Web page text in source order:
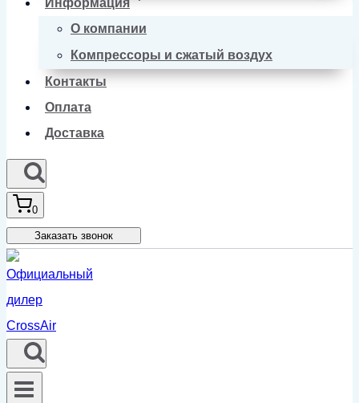
Информация
О компании
Компрессоры и сжатый воздух
Контакты
Оплата
Доставка
0
Заказать звонок